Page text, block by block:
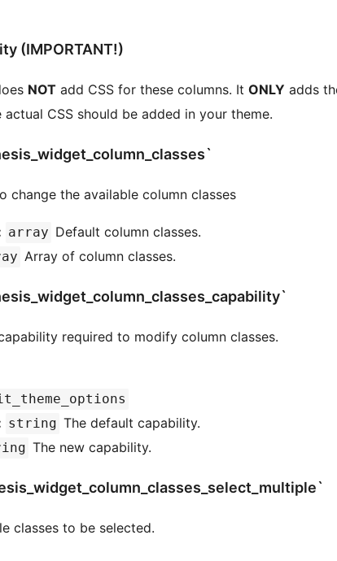
(IMPORTANT!)
NOT add CSS for these columns. It ONLY adds
actual CSS should be added in your theme.
change the available column classes
array Default column classes.
Array of column classes.
required to modify column classes.
string The default capability.
The new capability.
classes to be selected.